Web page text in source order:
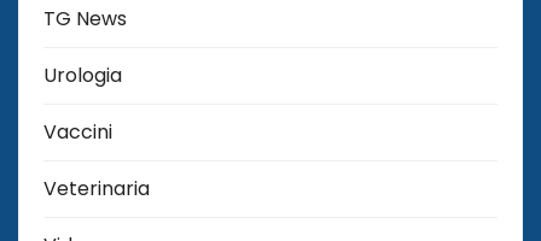
TG News
Urologia
Vaccini
Veterinaria